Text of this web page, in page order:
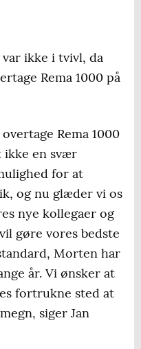
ikke i tvivl, da
Rema 1000 på
Rema 1000
ikke en svær
for at
og nu glæder vi os
nye kollegaer og
gøre vores bedste
Morten har
år. Vi ønsker at
fortrukne sted at
siger Jan